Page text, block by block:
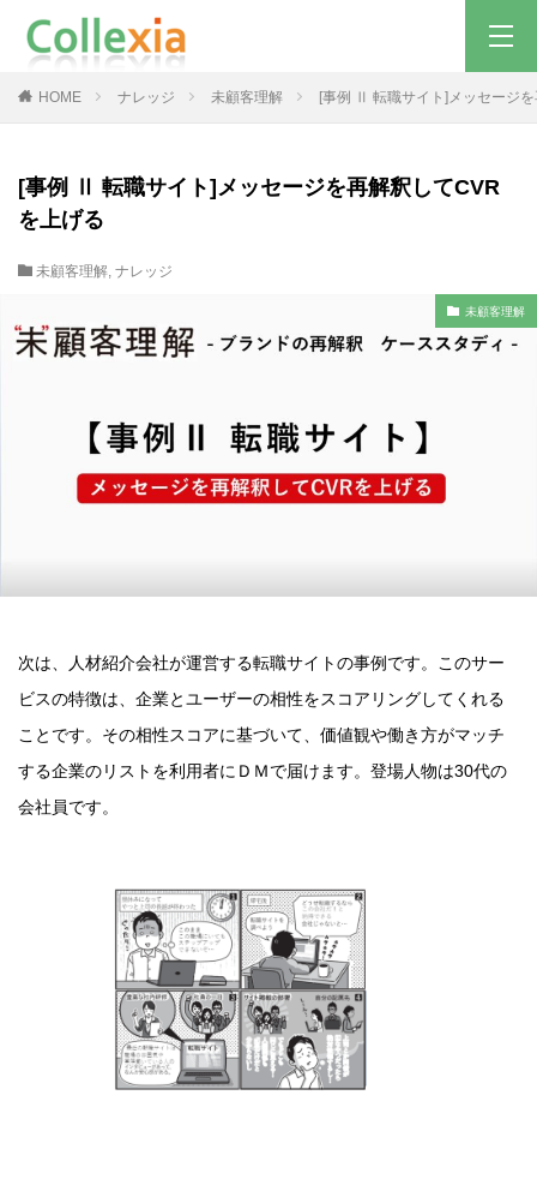
HOME ナレッジ 未顧客理解 [事例 Ⅱ 転職サイト]メッセージ
[事例 Ⅱ 転職サイト]メッセージを再解釈してCVR
を上げる
未顧客理解, ナレッジ
未顧客理解
次は、人材紹介会社が運営する転職サイトの事例です。このサー
ビスの特徴は、企業とユーザーの相性をスコアリングしてくれる
ことです。その相性スコアに基づいて、価値観や働き方がマッチ
する企業のリストを利用者にＤＭで届けます。登場人物は30代の
会社員です。